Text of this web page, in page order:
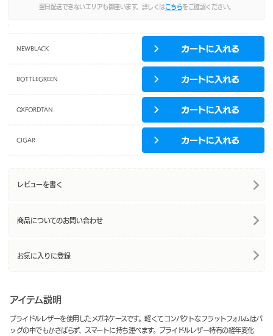
翌日配送できないエリアも御座います。詳しくは こちらをご確認ください。
NEWBLACK
BOTTLEGREEN
OXFORDTAN
CIGAR
レビューを書く
商品についてのお問い合わせ
お気に入りに登録
アイテム説明
ブライドルレザーを使用したメガネケースです。軽くてコンパクトなフラットフォルムはバ
ッグの中でもかさばらず、スマートに持ち運べます。ブライドルレザー特有の経年変化